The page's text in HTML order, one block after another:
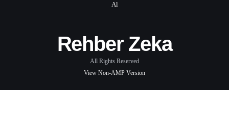
Al
Rehber Zeka
All Rights Reserved
View Non-AMP Version